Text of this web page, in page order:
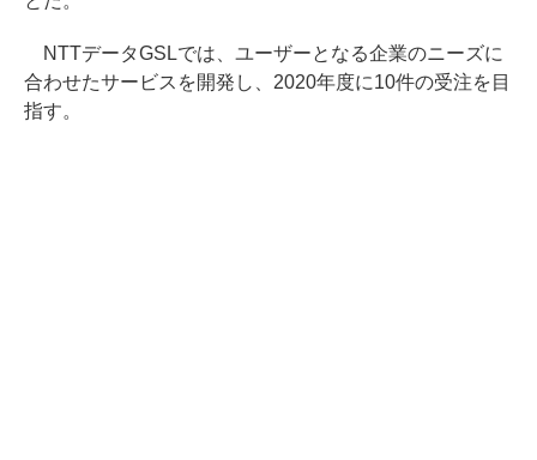
NTTデータGSLでは、ユーザーとなる企業のニーズに
合わせたサービスを開発し、2020年度に10件の受注を目
指す。